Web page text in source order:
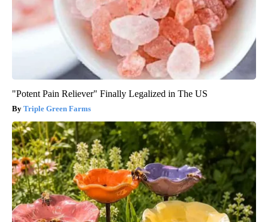
"Potent Pain Reliever" Finally Legalized in The US
Triple Green Farms